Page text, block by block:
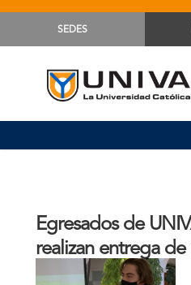
SEDES
Egresados de
realizan entrega
arquitectónico